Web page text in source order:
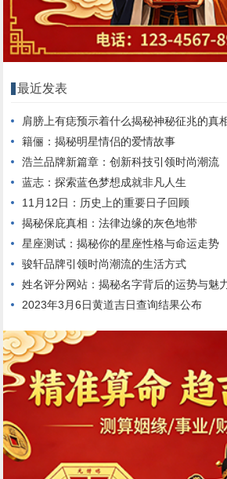
最近发表
肩膀上有痣预示着什么揭秘神秘征兆的真
籍俪：揭秘明星情侣的爱情故事
浩兰品牌新篇章：创新科技引领时尚潮流
蓝志：探索蓝色梦想成就非凡人生
11月12日：历史上的重要日子回顾
揭秘保庇真相：法律边缘的灰色地带
星座测试：揭秘你的星座性格与命运走势
骏轩品牌引领时尚潮流的生活方式
姓名评分网站：揭秘名字背后的运势与魅
2023年3月6日黄道吉日查询结果公布